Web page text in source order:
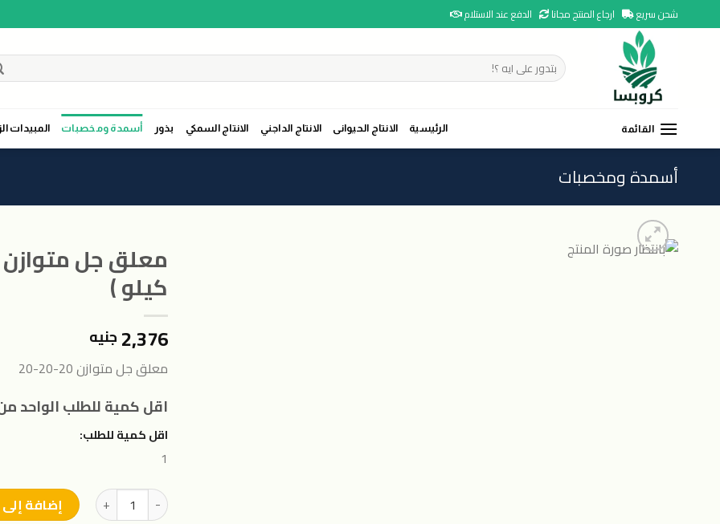
to
شحن سريع ارجاع المنتج مجانا الدفع عند الاستلام
البحث
عن:
القائمة الرئيسية الانتاج الحيوانى الانتاج الداجني الانتاج السمكي بذور أسمدة ومخصبات المبيدات
أسمدة ومخصبات
كيلو )
2,376 جنيه
معلق جل متوازن 20-20-20
اقل كمية للطلب الواحد
اقل كمية للطلب:
1
كمية معلق جل متوازن 20-20-20 (30 كيلو )إضافة